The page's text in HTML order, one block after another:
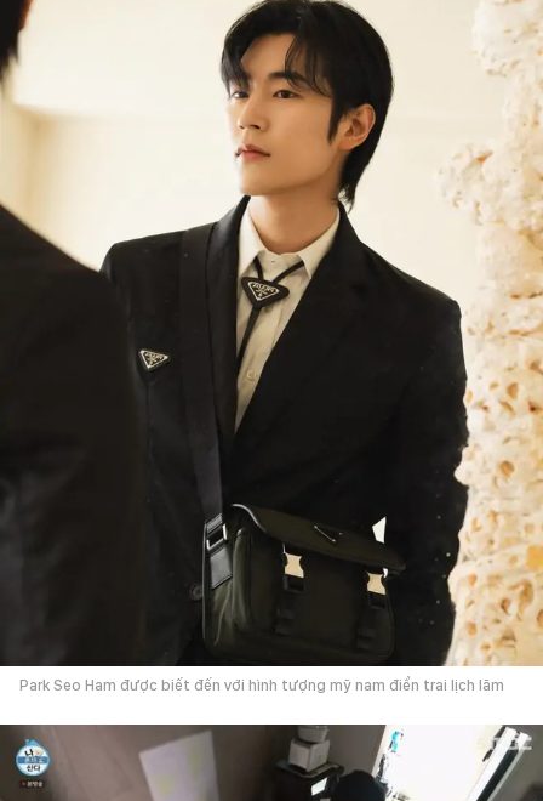
Park Seo Ham được biết đến với hình tượng mỹ nam điển trai lịch lãm